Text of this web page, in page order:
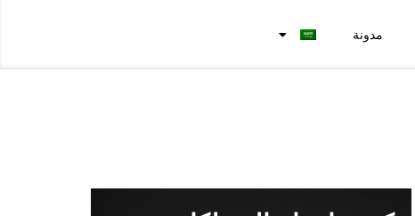
مدونة